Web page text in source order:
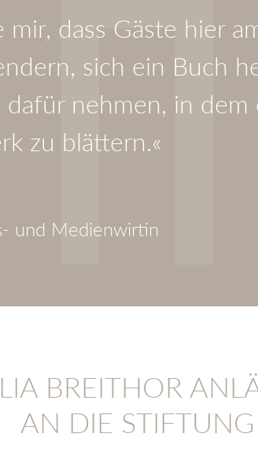
mir, dass Gäste hier
sich ein Buch
dafür nehmen, in dem
zu blättern.«
und Medienwirtin
BREITHOR
AN DIE STIFTUNG